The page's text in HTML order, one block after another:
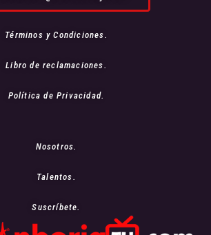
Términos y Condiciones.
Libro de reclamaciones.
Política de Privacidad.
Nosotros.
Talentos.
Suscríbete.